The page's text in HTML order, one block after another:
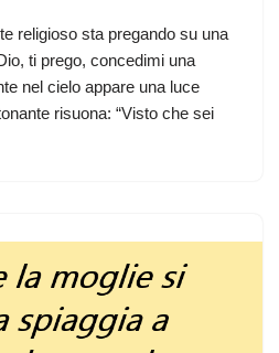
religioso sta pregando su una
ti prego, concedimi una
nel cielo appare una luce
risuona: “Visto che sei